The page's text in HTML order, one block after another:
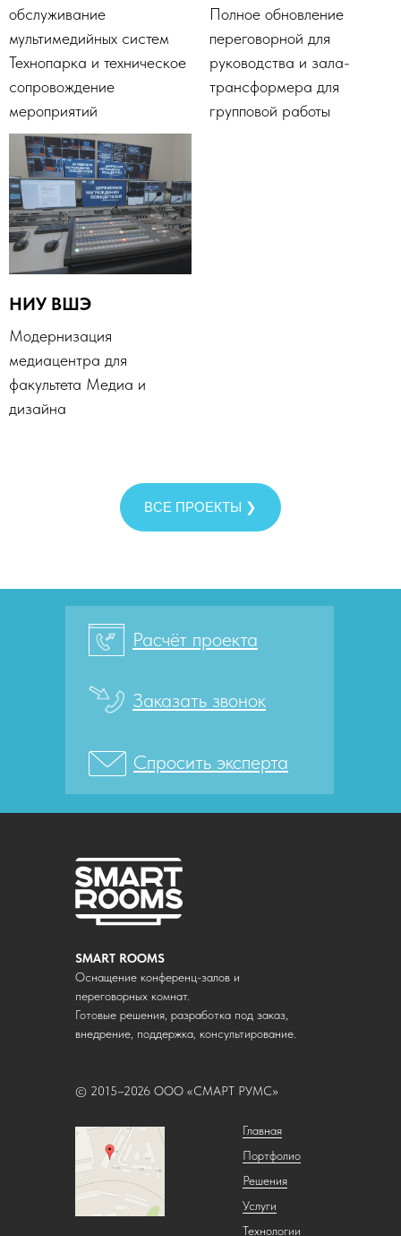
обслуживание
мультимедийных систем
Технопарка и техническое
сопровождение
мероприятий
Полное обновление
переговорной для
руководства и зала-
трансформера для
групповой работы
НИУ ВШЭ
Модернизация
медиацентра для
факультета Медиа и
дизайна
ВСЕ ПРОЕКТЫ ❯
Расчёт проекта
Заказать звонок
Спросить эксперта
SMART ROOMS
Оснащение конференц-залов и
переговорных комнат.
Готовые решения, разработка под заказ,
внедрение, поддержка, консультирование.
© 2015–2026 ООО «СМАРТ РУМС»
Главная
Портфолио
Решения
Услуги
Технологии